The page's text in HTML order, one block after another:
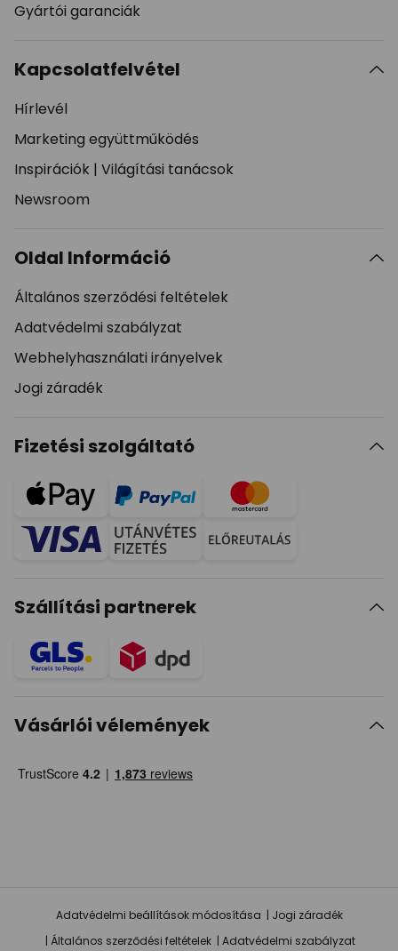
Gyártói garanciák
Kapcsolatfelvétel
Hírlevél
Marketing együttműködés
Inspirációk | Világítási tanácsok
Newsroom
Oldal Információ
Általános szerződési feltételek
Adatvédelmi szabályzat
Webhelyhasználati irányelvek
Jogi záradék
Fizetési szolgáltató
Szállítási partnerek
Vásárlói vélemények
Adatvédelmi beállítások módosítása
Jogi záradék
Általános szerződési feltételek
Adatvédelmi szabályzat